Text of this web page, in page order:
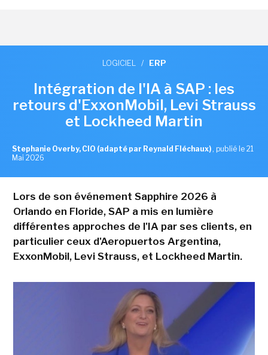
LOGICIEL / ERP
Intégration de l'IA à SAP : les
retours d'ExxonMobil, Levi Strauss
et Lockheed Martin
Stephanie Overby, CIO (adapté par Reynald Fléchaux) , publié le 21
Mai 2026
Lors de son événement Sapphire 2026 à
Orlando en Floride, SAP a mis en lumière
différentes approches de l'IA par ses clients, en
particulier ceux d'Aeropuertos Argentina,
ExxonMobil, Levi Strauss, et Lockheed Martin.